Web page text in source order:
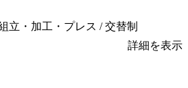
立・加工・プレス / 交替制
詳細を表示